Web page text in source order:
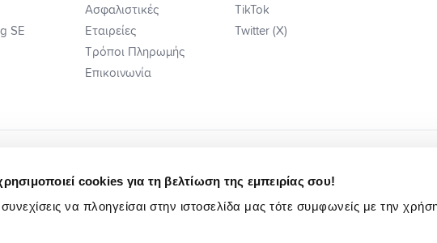
cookies για τη βελτίωση της εμπειρίας σου!
να πλοηγείσαι στην ιστοσελίδα μας τότε συμφωνείς με την
SE
Ασφαλιστικές
Εταιρείες
Τρόποι Πληρωμής
Επικοινωνία
TikTok
Twitter (X)